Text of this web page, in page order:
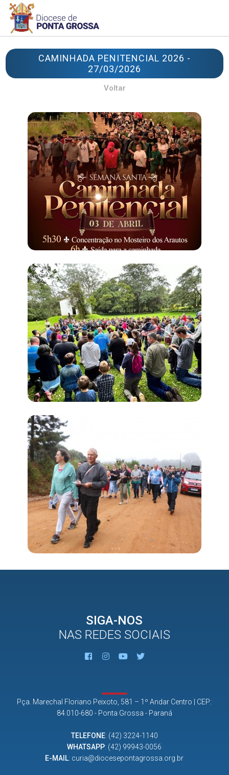
CAMINHADA PENITENCIAL 2026 -
27/03/2026
Voltar
SIGA-NOS
NAS REDES SOCIAIS
Pça. Marechal Floriano Peixoto, 581 – 1º Andar Centro | CEP:
84.010-680 - Ponta Grossa - Paraná
TELEFONE: (42) 3224-1140
WHATSAPP: (42) 99943-0056
E-MAIL: curia@diocesepontagrossa.org.br